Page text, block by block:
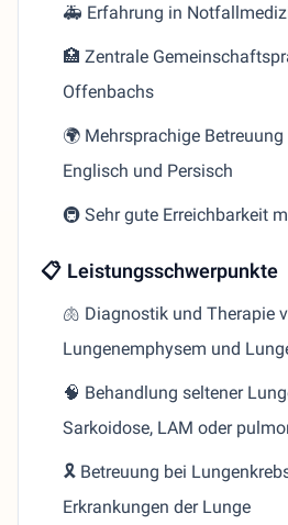
🚑 Erfahrung in
🏥 Zentrale
Offenbachs
🌍 Mehrsprachige
Englisch und Persisch
🚇 Sehr gute Erreichbarkeit
📋 Leistungsschwerpunkte
🫁 Diagnostik und Therapie
Lungenemphysem und
🧠 Behandlung seltener
Sarkoidose, LAM oder
🎗️ Betreuung bei
Erkrankungen der Lunge